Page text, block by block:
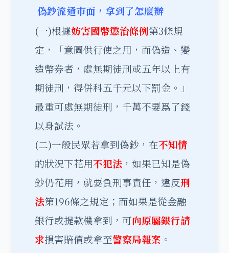
偽鈔流通市面，拿到了怎麼辦
(一)根據妨害國幣懲治條例第3條規
定，「意圖供行使之用，而偽造、變
造幣券者，處無期徒刑或五年以上有
期徒刑，得併科五千元以下罰金。」
最重可處無期徒刑，千萬不要爲了錢
以身試法。
(二)一般民眾若拿到偽鈔，在不知情
的狀況下花用不犯法 ，如果已知是偽
鈔仍花用，就要負刑事責任，違反刑
法第196條之規定；而如果是從金融
銀行或提款機拿到，可向原屬銀行請
求損害賠償或拿至警察局報案 。